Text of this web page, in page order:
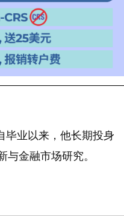
业以来，他长期投身
金融市场研究。